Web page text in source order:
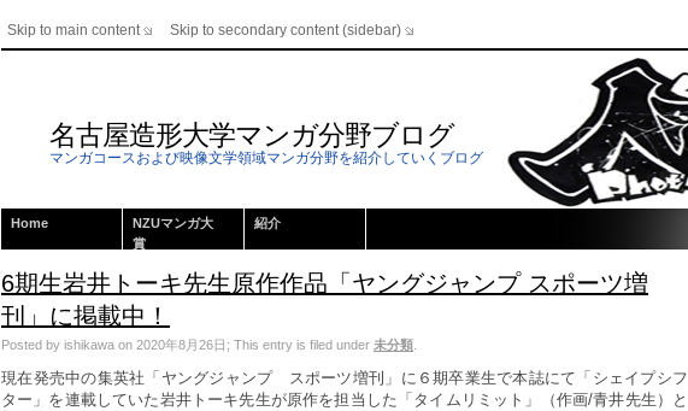
Skip to main content Skip to secondary content (sidebar)
名古屋造形大学マンガ分野ブログ
マンガコースおよび映像文学領域マンガ分野を紹介していくブログ
Home
NZUマンガ大
賞
紹介
6期生岩井トーキ先生原作作品「ヤングジャンプ スポーツ増
刊」に掲載中！
Posted by ishikawa on 2020年8月26日; This entry is filed under 未分類
現在発売中の集英社「ヤングジャンプ スポーツ増刊」に６期卒業生で本誌にて「シェイプシフ
ター」を連載していた岩井トーキ先生が原作を担当した「タイムリミット」（作画/青井先生）と